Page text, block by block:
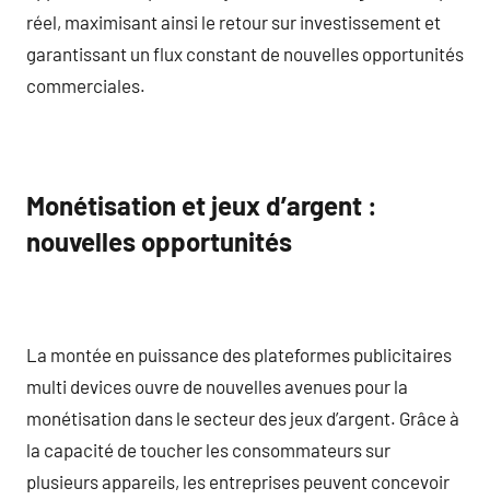
réel, maximisant ainsi le retour sur investissement et
garantissant un flux constant de nouvelles opportunités
commerciales.
Monétisation et jeux d’argent :
nouvelles opportunités
La montée en puissance des plateformes publicitaires
multi devices ouvre de nouvelles avenues pour la
monétisation dans le secteur des jeux d’argent. Grâce à
la capacité de toucher les consommateurs sur
plusieurs appareils, les entreprises peuvent concevoir